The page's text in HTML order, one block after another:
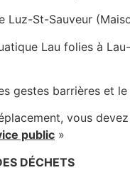
Luz-St-Sauveur
Lau folies à
gestes barrières et
vous
public »
DÉCHETS